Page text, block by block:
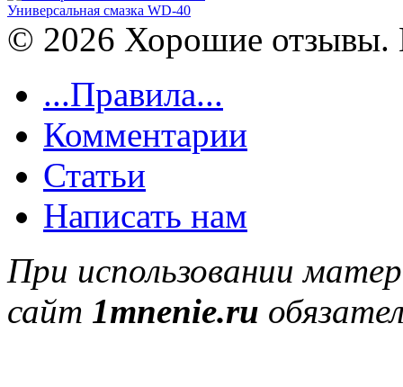
Универсальная смазка WD-40
© 2026 Хорошие отзывы.
...Правила...
Комментарии
Статьи
Написать нам
При использовании
сайт 1mnenie.ru